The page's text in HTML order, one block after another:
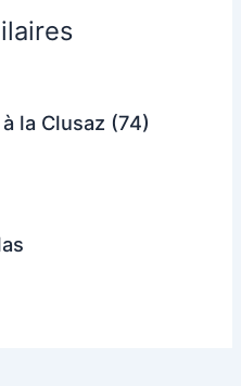
la Clusaz (74)